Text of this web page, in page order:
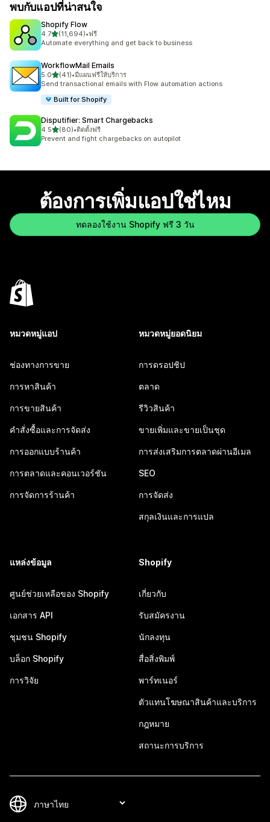
พบกับแอปที่น่าสนใจ
Shopify Flow
4.7เต็ม 5 ดาว
(11,694)
ทั้งหมด 11694 รีวิว
•ฟรี
Automate everything and get back to business
WorkflowMail Emails
5.0เต็ม 5 ดาว
(41)
ทั้งหมด 41 รีวิว
•มีแผนฟรีให้บริการ
Send transactional emails with Flow automation actions
Built for Shopify
Disputifier: Smart Chargebacks
4.5เต็ม 5 ดาว
(80)
ทั้งหมด 80 รีวิว
•ติดตั้งฟรี
Prevent and fight chargebacks on autopilot
ต้องการเพิ่มแอปใช่ไหม
ทดลองใช้งาน Shopify ฟรี 3 วัน
หมวดหมู่แอป
ช่องทางการขาย
การหาสินค้า
การขายสินค้า
คำสั่งซื้อและการจัดส่ง
การออกแบบร้านค้า
การตลาดและคอนเวอร์ชัน
การจัดการร้านค้า
หมวดหมู่ยอดนิยม
การดรอปชิป
ตลาด
รีวิวสินค้า
ขายเพิ่มและขายเป็นชุด
การส่งเสริมการตลาดผ่านอีเมล
SEO
การจัดส่ง
สกุลเงินและการแปล
แหล่งข้อมูล
ศูนย์ช่วยเหลือของ Shopify
เอกสาร API
ชุมชน Shopify
บล็อก Shopify
การวิจัย
Shopify
เกี่ยวกับ
รับสมัครงาน
นักลงทุน
สื่อสิ่งพิมพ์
พาร์ทเนอร์
ตัวแทนโฆษณาสินค้าและบริการ
กฎหมาย
สถานะการบริการ